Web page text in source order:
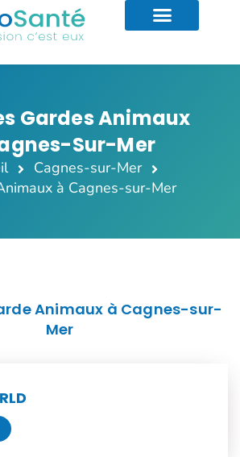
Gardes Animaux
Sur-Mer
Cagnes-sur-Mer
à Cagnes-sur-Mer
Animaux à Cagnes-sur-
Mer